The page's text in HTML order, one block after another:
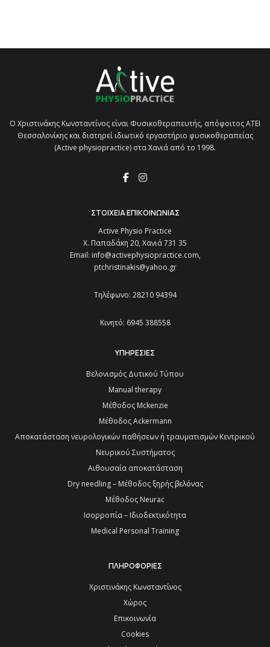
O Χριστινάκης Κωνσταντίνος είναι Φυσικοθεραπευτής, απόφοιτος ΑΤΕΙ
Θεσσαλονίκης και διατηρεί ιδιωτικό εργαστήριο φυσικοθεραπείας
(Active physiopractice) στα Χανιά από το 1998.
ΣΤΟΙΧΕΙΑ ΕΠΙΚΟΙΝΩΝΙΑΣ
Active Physio Practice
Χ. Παπαδάκη 20, Χανιά 731 35
Email: info@activephysiopractice.com,
ptchristinakis@yahoo.gr
Τηλέφωνο: 28210 94394
Κινητό: 6945 388558
ΥΠΗΡΕΣΙΕΣ
Βελονισμός Δυτικού Τύπου
Manual therapy
Μέθοδος Mckenzie
Μέθοδος Ackermann
Αποκατάσταση νευρολογικών παθήσεων ή τραυματισμών Κεντρικού
Νευρικού Συστήματος
Αιθουσαία αποκατάσταση
Dry needling – Μέθοδος ξηρής βελόνας
Μέθοδος Neurac
Ισορροπία – Ιδιοδεκτικότητα
Medical Personal Training
ΠΛΗΡΟΦΟΡΙΕΣ
Χριστινάκης Κωνσταντίνος
Χώρος
Επικοινωνία
Cookies